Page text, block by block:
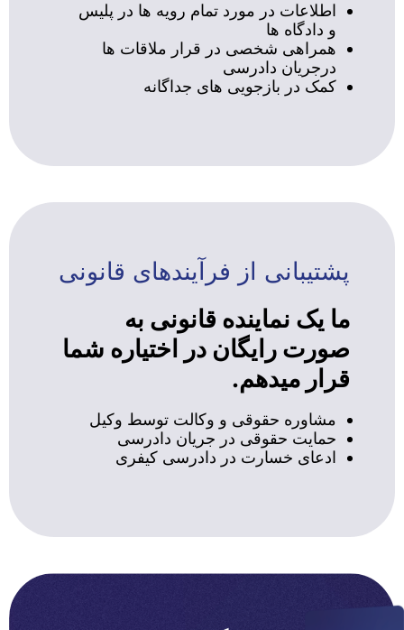
اطلاعات در مورد تمام رویه ها در پلیس
و دادگاه ها
همراهی شخصی در قرار ملاقات ها
درجریان دادرسی
کمک در بازجویی های جداگانه
پشتیبانی از فرآیندهای قانونی
ما یک نماینده قانونی به
صورت رایگان در اختیاره شما
قرار میدهم.
مشاوره حقوقی و وکالت توسط وکیل
حمایت حقوقی در جریان دادرسی
ادعای خسارت در دادرسی کیفری